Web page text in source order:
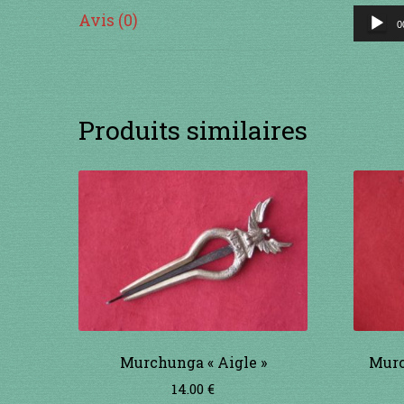
Avis (0)
audio
Produits similaires
Murchunga « Aigle »
14.00€